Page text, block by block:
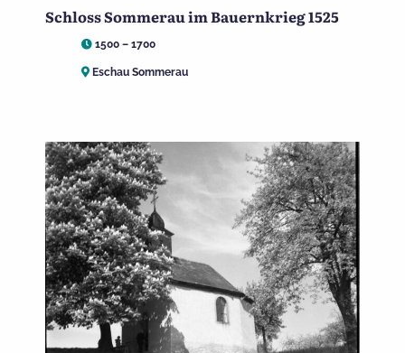
Schloss Sommerau im Bauernkrieg 1525
1500 – 1700
Eschau Sommerau